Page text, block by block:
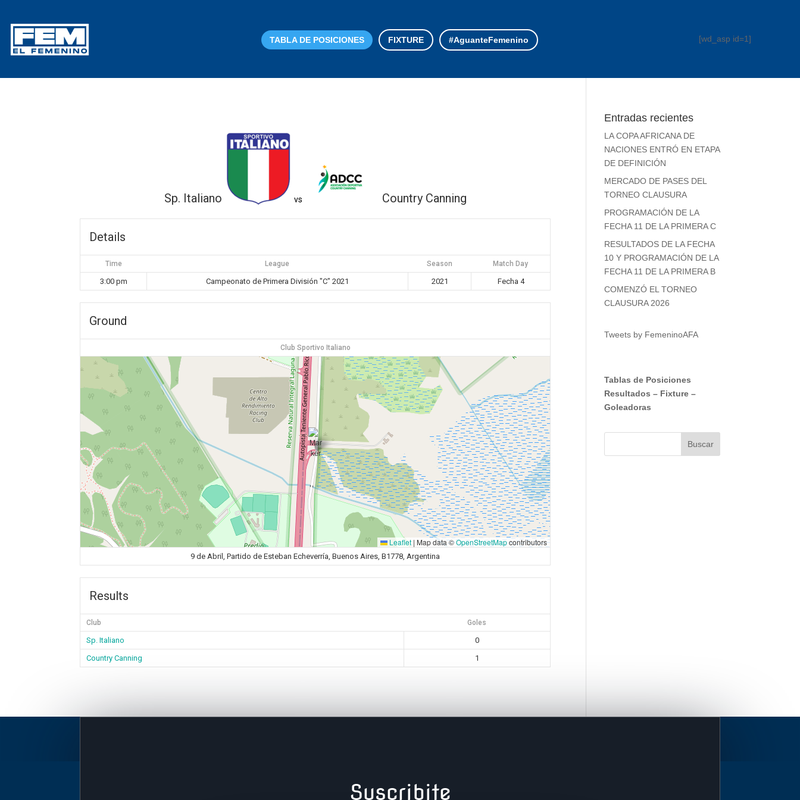
TABLA DE POSICIONES FIXTURE #AguanteFemenino [wd_asp id=1]
Sp. Italiano vs Country Canning
Details
Time League Season Match Day
3:00 pm Campeonato de Primera División "C" 2021 2021 Fecha 4
Ground
Club Sportivo Italiano
Leaflet | Map data ©OpenStreetMapcontributors
9 de Abril, Partido de Esteban Echeverría, Buenos Aires, B1778, Argentina
Results
Club Goles
Sp. Italiano
0
Country Canning
1
Entradas recientes
LA COPA AFRICANA DE
NACIONES ENTRÓ EN ETAPA
DE DEFINICIÓN
MERCADO DE PASES DEL
TORNEO CLAUSURA
PROGRAMACIÓN DE LA
FECHA 11 DE LA PRIMERA C
RESULTADOS DE LA FECHA
10 Y PROGRAMACIÓN DE LA
FECHA 11 DE LA PRIMERA B
COMENZÓ EL TORNEO
CLAUSURA 2026
Tweets by FemeninoAFA
Tablas de Posiciones
Resultados – Fixture –
Goleadoras
Suscribite